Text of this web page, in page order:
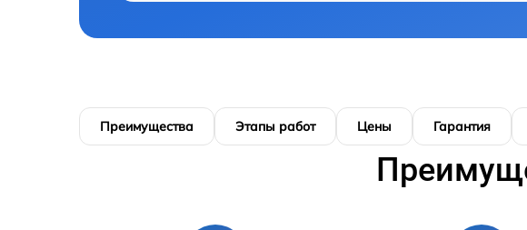
Преимущества Этапы работ Цены Гарантия